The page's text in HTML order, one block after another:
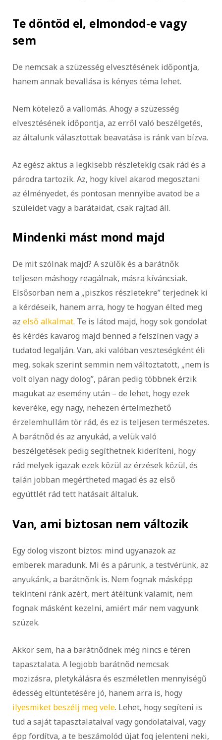
Te döntöd el, elmondod-e vagy
sem
De nemcsak a szüzesség elvesztésének időpontja,
hanem annak bevallása is kényes téma lehet.
Nem kötelező a vallomás. Ahogy a szüzesség
elvesztésének időpontja, az erről való beszélgetés,
az általunk választottak beavatása is ránk van bízva.
Az egész aktus a legkisebb részletekig csak rád és a
párodra tartozik. Az, hogy kivel akarod megosztani
az élményedet, és pontosan mennyibe avatod be a
szüleidet vagy a barátaidat, csak rajtad áll.
Mindenki mást mond majd
De mit szólnak majd? A szülők és a barátnők
teljesen máshogy reagálnak, másra kíváncsiak.
Elsősorban nem a „piszkos részletekre” terjednek ki
a kérdéseik, hanem arra, hogy te hogyan élted meg
az első alkalmat. Te is látod majd, hogy sok gondolat
és kérdés kavarog majd benned a felszínen vagy a
tudatod legalján. Van, aki valóban veszteségként éli
meg, sokak szerint semmin nem változtatott, „nem is
volt olyan nagy dolog”, páran pedig többnek érzik
magukat az esemény után – de lehet, hogy ezek
keveréke, egy nagy, nehezen értelmezhető
érzelemhullám tör rád, és ez is teljesen természetes.
A barátnőd és az anyukád, a velük való
beszélgetések pedig segíthetnek kideríteni, hogy
rád melyek igazak ezek közül az érzések közül, és
talán jobban megértheted magad és az első
együttlét rád tett hatásait általuk.
Van, ami biztosan nem változik
Egy dolog viszont biztos: mind ugyanazok az
emberek maradunk. Mi és a párunk, a testvérünk, az
anyukánk, a barátnőnk is. Nem fognak másképp
tekinteni ránk azért, mert átéltünk valamit, nem
fognak másként kezelni, amiért már nem vagyunk
szüzek.
Akkor sem, ha a barátnődnek még nincs e téren
tapasztalata. A legjobb barátnőd nemcsak
mozizásra, pletykálásra és eszméletlen mennyiségű
édesség eltüntetésére jó, hanem arra is, hogy
ilyesmiket beszélj meg vele. Lehet, hogy segíteni is
tud a saját tapasztalataival vagy gondolataival, vagy
épp fordítva, a te beszámolód újat fog jelenteni neki,